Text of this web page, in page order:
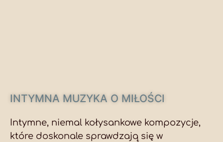
INTYMNA MUZYKA O MIŁOŚCI
Intymne, niemal kołysankowe kompozycje,
które doskonale sprawdzają się w